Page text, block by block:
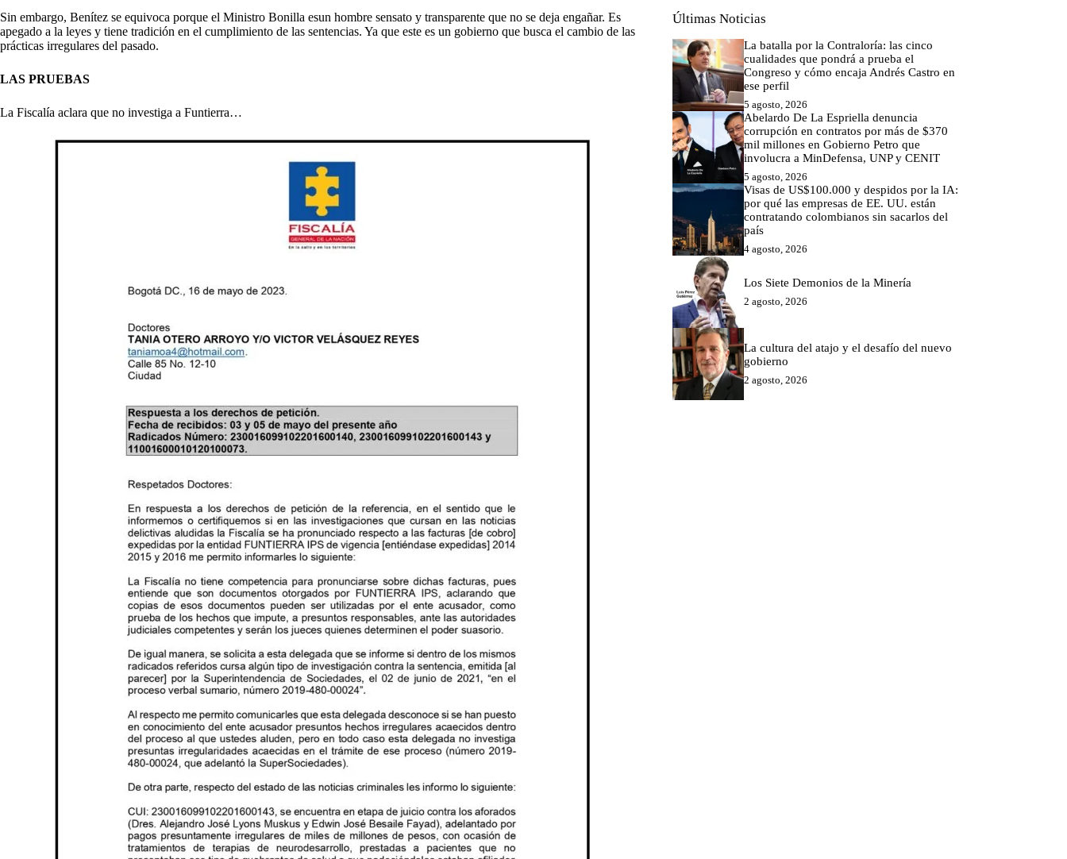
Sin embargo, Benítez se equivoca porque el Ministro Bonilla esun hombre sensato y transparente que no se deja engañar. Es
apegado a la leyes y tiene tradición en el cumplimiento de las sentencias. Ya que este es un gobierno que busca el cambio de las
prácticas irregulares del pasado.
LAS PRUEBAS
La Fiscalía aclara que no investiga a Funtierra…
Últimas Noticias
La batalla por la Contraloría: las cinco
cualidades que pondrá a prueba el
Congreso y cómo encaja Andrés Castro en
ese perfil
5 agosto, 2026
Abelardo De La Espriella denuncia
corrupción en contratos por más de $370
mil millones en Gobierno Petro que
involucra a MinDefensa, UNP y CENIT
5 agosto, 2026
Visas de US$100.000 y despidos por la IA:
por qué las empresas de EE. UU. están
contratando colombianos sin sacarlos del
país
4 agosto, 2026
Los Siete Demonios de la Minería
2 agosto, 2026
La cultura del atajo y el desafío del nuevo
gobierno
2 agosto, 2026